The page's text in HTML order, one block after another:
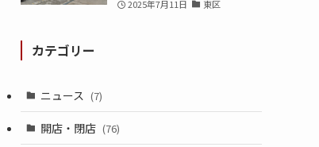
2025年7月11日 東区
カテゴリー
ニュース (7)
開店・閉店 (76)